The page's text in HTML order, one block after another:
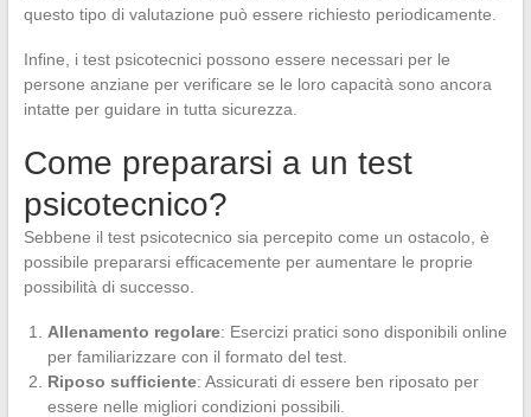
questo tipo di valutazione può essere richiesto periodicamente.
Infine, i test psicotecnici possono essere necessari per le
persone anziane per verificare se le loro capacità sono ancora
intatte per guidare in tutta sicurezza.
Come prepararsi a un test
psicotecnico?
Sebbene il test psicotecnico sia percepito come un ostacolo, è
possibile prepararsi efficacemente per aumentare le proprie
possibilità di successo.
Allenamento regolare: Esercizi pratici sono disponibili online
per familiarizzare con il formato del test.
Riposo sufficiente: Assicurati di essere ben riposato per
essere nelle migliori condizioni possibili.